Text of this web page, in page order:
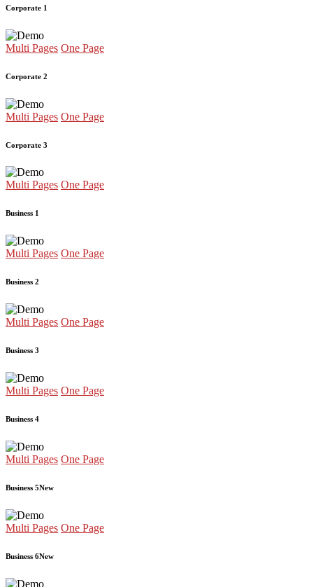
Corporate 1
Multi Pages One Page
Corporate 2
Multi Pages One Page
Corporate 3
Multi Pages One Page
Business 1
Multi Pages One Page
Business 2
Multi Pages One Page
Business 3
Multi Pages One Page
Business 4
Multi Pages One Page
Business 5New
Multi Pages One Page
Business 6New